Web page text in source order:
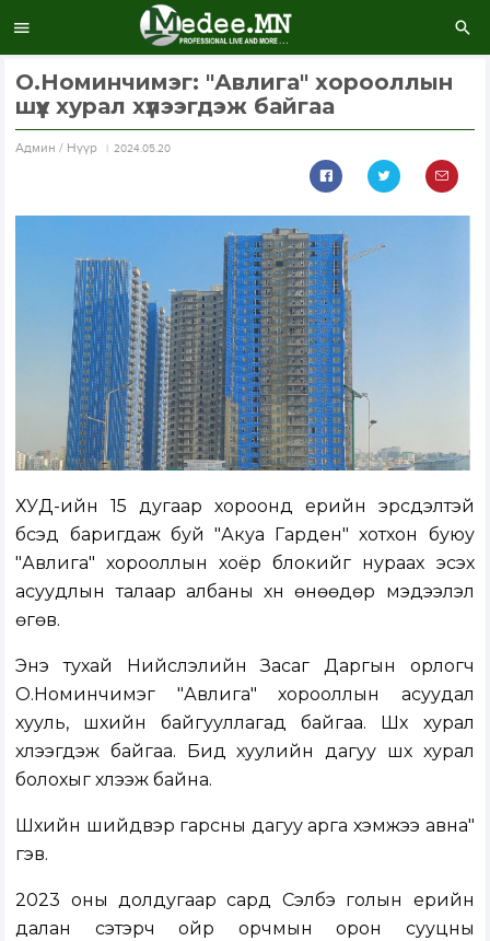
О.Номинчимэг: "Авлига" хорооллын
шүүх хурал хүлээгдэж байгаа
Aдмин / Нүүр 2024.05.20
ХУД-ийн 15 дугаар хороонд үерийн эрсдэлтэй
бүсэд баригдаж буй "Акуа Гарден" хотхон буюу
"Авлига" хорооллын хоёр блокийг нураах эсэх
асуудлын талаар албаны хүн өнөөдөр мэдээлэл
өгөв.
Энэ тухай Нийслэлийн Засаг Даргын орлогч
О.Номинчимэг "Авлига" хорооллын асуудал
хууль, шүүхийн байгууллагад байгаа. Шүүх хурал
хүлээгдэж байгаа. Бид хуулийн дагуу шүүх хурал
болохыг хүлээж байна.
Шүүхийн шийдвэр гарсны дагуу арга хэмжээ авна"
гэв.
2023 оны долдугаар сард Сэлбэ голын үерийн
далан сэтэрч ойр орчмын орон сууцны